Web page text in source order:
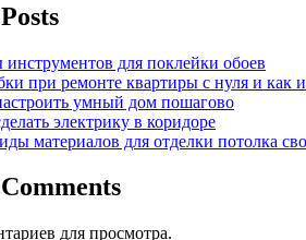
для поклейки обоев
при ремонте квартиры с нуля и как
умный дом пошагово
электрику в коридоре
материалов для отделки потолка
для просмотра.